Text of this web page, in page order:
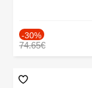
-30%
74.65€